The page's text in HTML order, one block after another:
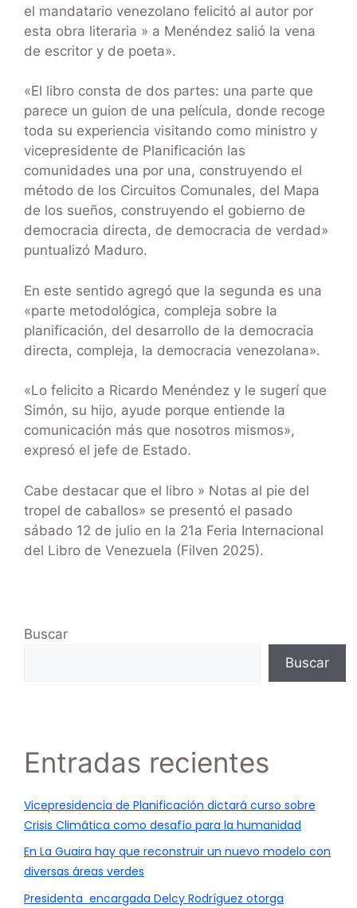
el mandatario venezolano felicitó al autor por
esta obra literaria » a Menéndez salió la vena
de escritor y de poeta».
«El libro consta de dos partes: una parte que
parece un guion de una película, donde recoge
toda su experiencia visitando como ministro y
vicepresidente de Planificación las
comunidades una por una, construyendo el
método de los Circuitos Comunales, del Mapa
de los sueños, construyendo el gobierno de
democracia directa, de democracia de verdad»
puntualizó Maduro.
En este sentido agregó que la segunda es una
«parte metodológica, compleja sobre la
planificación, del desarrollo de la democracia
directa, compleja, la democracia venezolana».
«Lo felicito a Ricardo Menéndez y le sugerí que
Simón, su hijo, ayude porque entiende la
comunicación más que nosotros mismos»,
expresó el jefe de Estado.
Cabe destacar que el libro » Notas al pie del
tropel de caballos» se presentó el pasado
sábado 12 de julio en la 21a Feria Internacional
del Libro de Venezuela (Filven 2025).
Buscar
Buscar
Entradas recientes
Vicepresidencia de Planificación dictará curso sobre
Crisis Climática como desafío para la humanidad
En La Guaira hay que reconstruir un nuevo modelo con
diversas áreas verdes
Presidenta encargada Delcy Rodríguez otorga